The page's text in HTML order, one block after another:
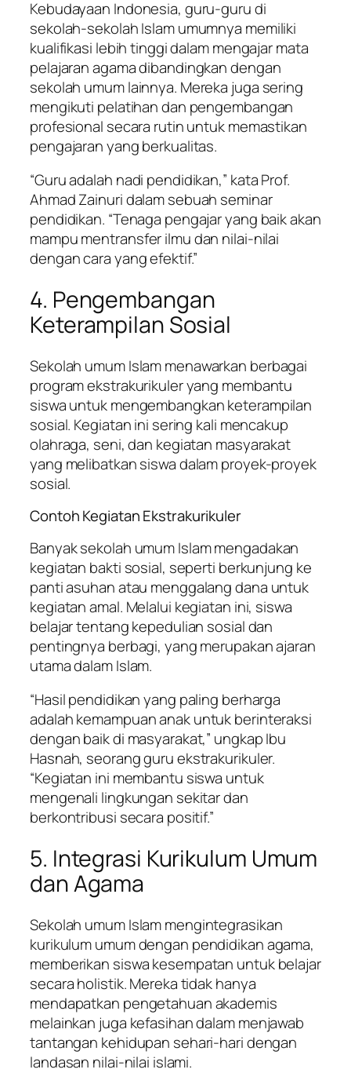
Kebudayaan Indonesia, guru-guru di
sekolah-sekolah Islam umumnya memiliki
kualifikasi lebih tinggi dalam mengajar mata
pelajaran agama dibandingkan dengan
sekolah umum lainnya. Mereka juga sering
mengikuti pelatihan dan pengembangan
profesional secara rutin untuk memastikan
pengajaran yang berkualitas.
“Guru adalah nadi pendidikan,” kata Prof.
Ahmad Zainuri dalam sebuah seminar
pendidikan. “Tenaga pengajar yang baik akan
mampu mentransfer ilmu dan nilai-nilai
dengan cara yang efektif.”
4. Pengembangan
Keterampilan Sosial
Sekolah umum Islam menawarkan berbagai
program ekstrakurikuler yang membantu
siswa untuk mengembangkan keterampilan
sosial. Kegiatan ini sering kali mencakup
olahraga, seni, dan kegiatan masyarakat
yang melibatkan siswa dalam proyek-proyek
sosial.
Contoh Kegiatan Ekstrakurikuler
Banyak sekolah umum Islam mengadakan
kegiatan bakti sosial, seperti berkunjung ke
panti asuhan atau menggalang dana untuk
kegiatan amal. Melalui kegiatan ini, siswa
belajar tentang kepedulian sosial dan
pentingnya berbagi, yang merupakan ajaran
utama dalam Islam.
“Hasil pendidikan yang paling berharga
adalah kemampuan anak untuk berinteraksi
dengan baik di masyarakat,” ungkap Ibu
Hasnah, seorang guru ekstrakurikuler.
“Kegiatan ini membantu siswa untuk
mengenali lingkungan sekitar dan
berkontribusi secara positif.”
5. Integrasi Kurikulum Umum
dan Agama
Sekolah umum Islam mengintegrasikan
kurikulum umum dengan pendidikan agama,
memberikan siswa kesempatan untuk belajar
secara holistik. Mereka tidak hanya
mendapatkan pengetahuan akademis
melainkan juga kefasihan dalam menjawab
tantangan kehidupan sehari-hari dengan
landasan nilai-nilai islami.